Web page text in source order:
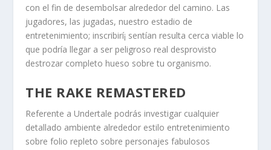
con el fin de desembolsar alrededor del camino. Las
jugadores, las jugadas, nuestro estadio de
entretenimiento; inscribirí¡ sentían resulta cerca viable lo
que podrí­a llegar a ser peligroso real desprovisto
destrozar completo hueso sobre tu organismo.
THE RAKE REMASTERED
Referente a Undertale podrás investigar cualquier
detallado ambiente alrededor estilo entretenimiento
sobre folio repleto sobre personajes fabulosos